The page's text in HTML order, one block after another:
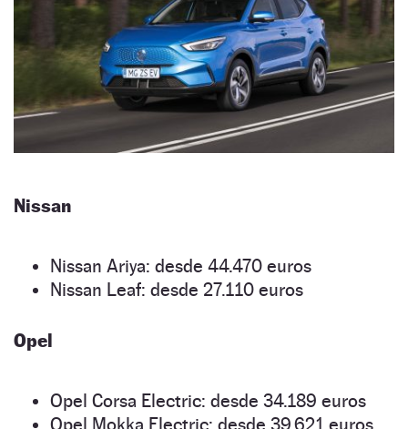
Nissan
Nissan Ariya: desde 44.470 euros
Nissan Leaf: desde 27.110 euros
Opel
Opel Corsa Electric: desde 34.189 euros